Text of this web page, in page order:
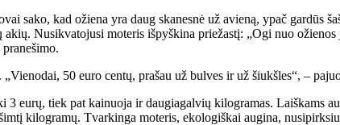
sa­ko, kad ožie­na yra daug ska­nes­nė už avie­ną, ypač gar­dūs
akių. Nu­si­kva­to­ju­si mo­te­ris iš­pyš­ki­na prie­žas­tį: „Ogi nuo
50 eu­ro cen­tų, pra­šau už bul­ves ir už šiukš­les“, –
3 eu­rų, tiek pat kai­nuo­ja ir dau­gia­gal­vių ki­log­ra­mas.
ki­log­ra­mų. Tvar­kin­ga mo­te­ris, eko­lo­giš­kai au­gi­na,